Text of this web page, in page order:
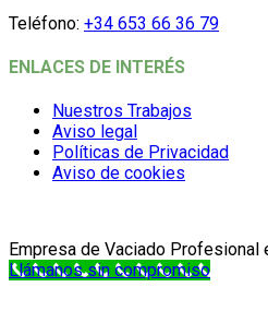
Teléfono: +34 653 66 36 79
ENLACES DE INTERÉS
Nuestros Trabajos
Aviso legal
Políticas de Privacidad
Aviso de cookies
Empresa de Vaciado Profesional
Llámanos sin compromiso